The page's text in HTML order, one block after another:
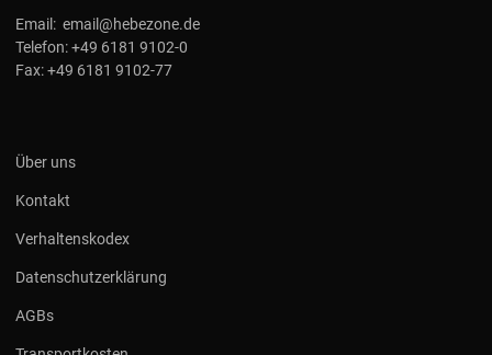
Email: email@hebezone.de
Telefon:+49 6181 9102-0
Fax:+49 6181 9102-77
Über uns
Kontakt
Verhaltenskodex
Datenschutzerklärung
AGBs